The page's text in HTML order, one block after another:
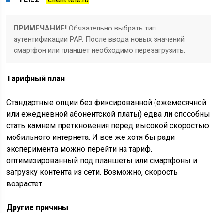
ПРИМЕЧАНИЕ! Обязательно выбрать тип
аутентификации PAP. После ввода новых значений
смартфон или планшет необходимо перезагрузить.
Тарифный план
Стандартные опции без фиксированной (ежемесячной
или ежедневной абонентской платы) едва ли способны
стать камнем преткновения перед высокой скоростью
мобильного интернета. И все же хотя бы ради
эксперимента можно перейти на тариф,
оптимизированный под планшеты или смартфоны и
загрузку контента из сети. Возможно, скорость
возрастет.
Другие причины